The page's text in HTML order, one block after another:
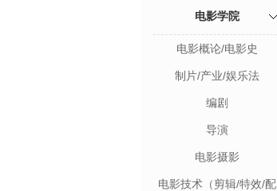
电影学院
电影概论/电影史
制片/产业/娱乐法
编剧
导演
电影摄影
电影技术（剪辑/特效/配